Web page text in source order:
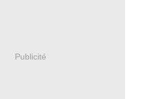
Publicité